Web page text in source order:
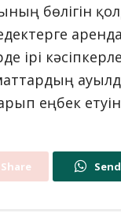
бөлігін
ірі
еңбек
Share Send